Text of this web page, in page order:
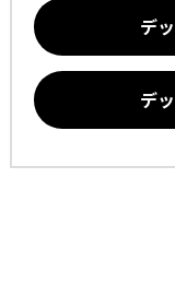
デ
デ